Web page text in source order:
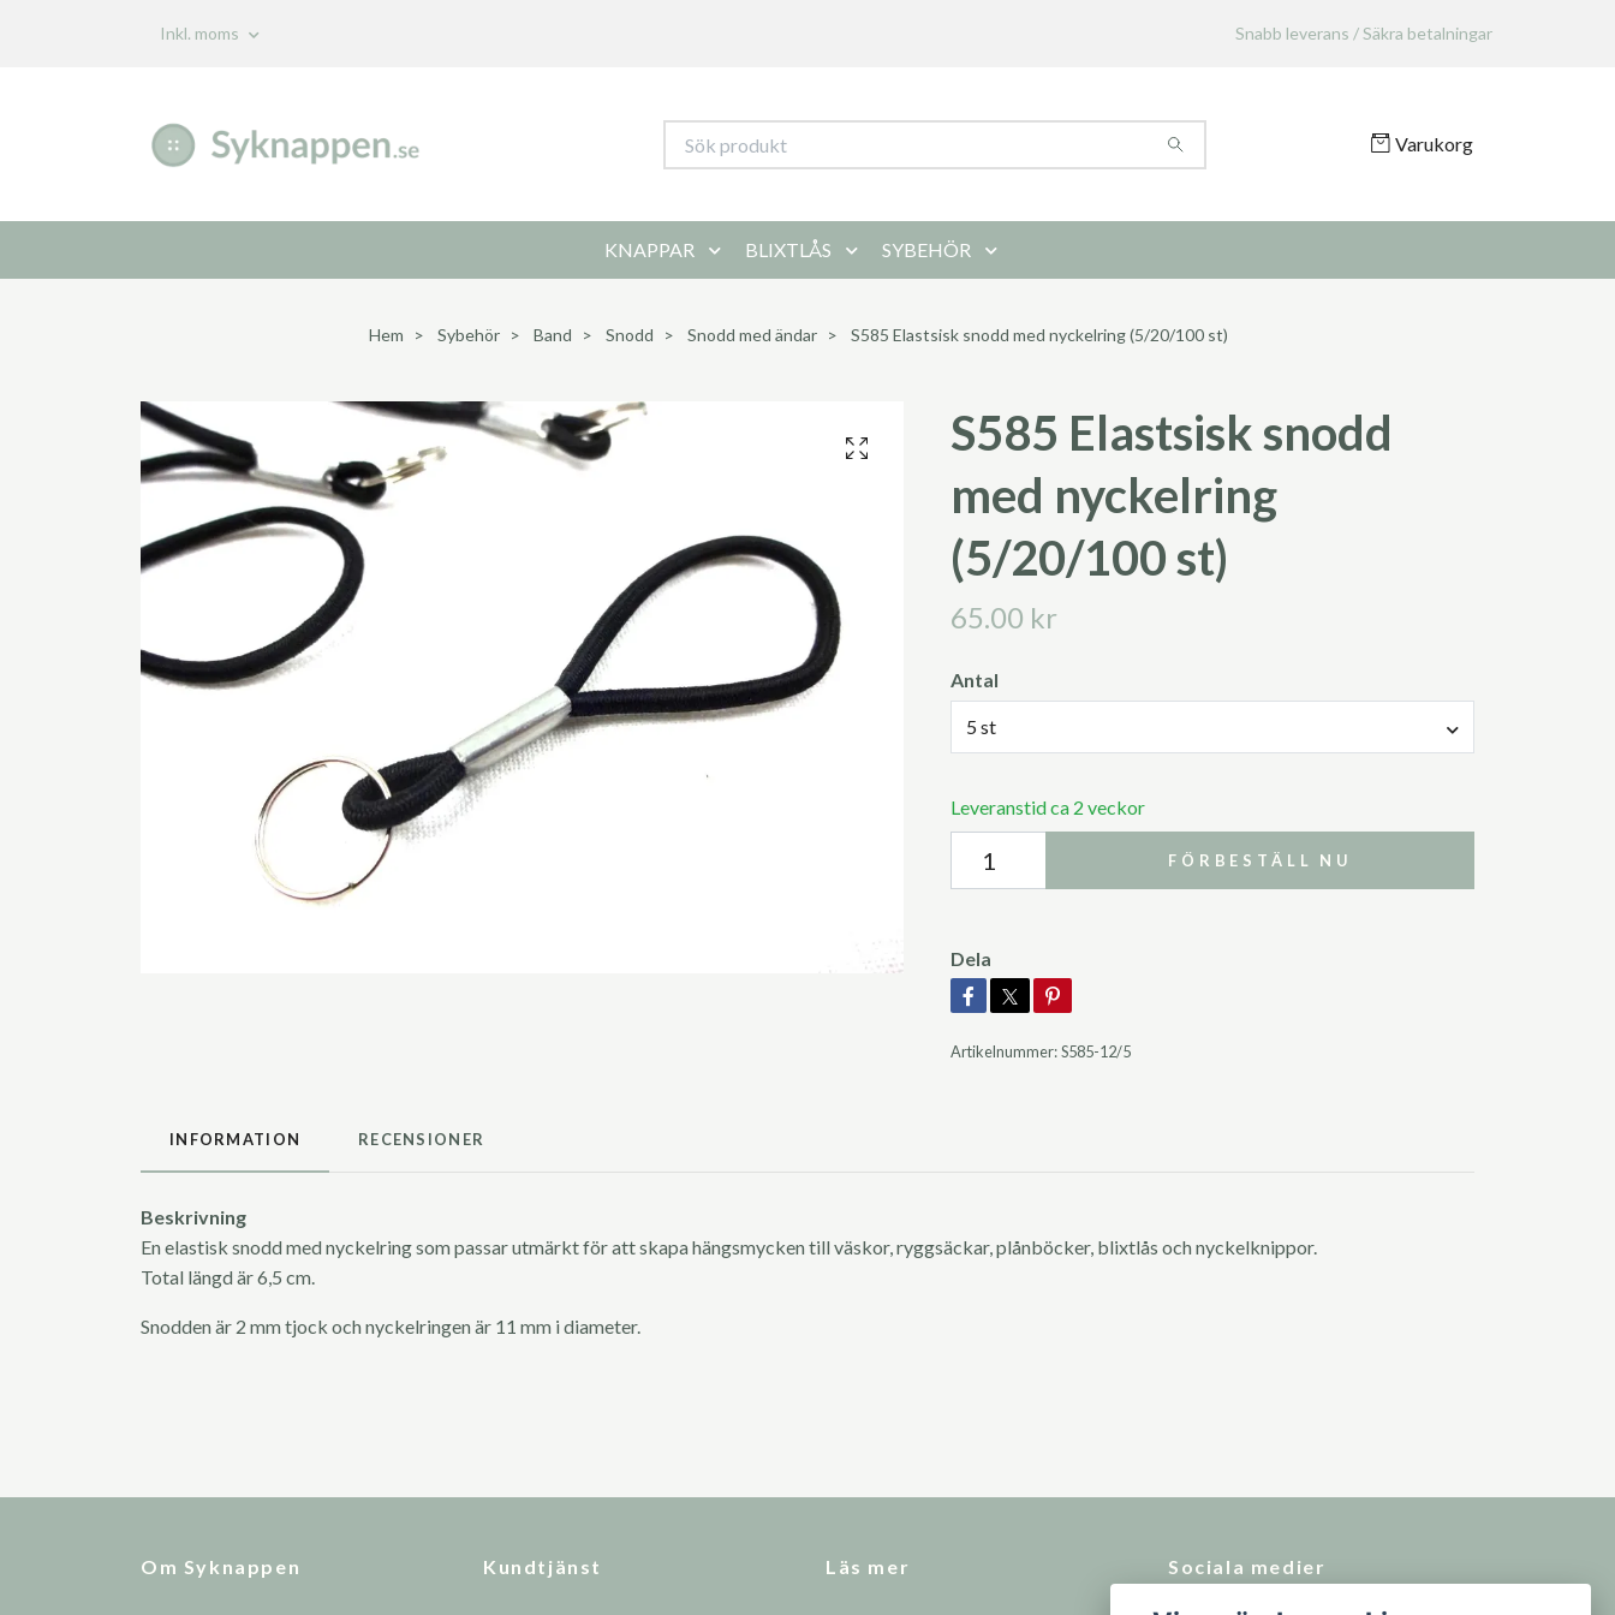
Inkl. moms Snabb leverans / Säkra betalningar
Varukorg
KNAPPAR BLIXTLÅS SYBEHÖR
Hem Sybehör Band Snodd Snodd med ändar S585 Elastsisk snodd med nyckelring (5/20/100 st)
S585 Elastsisk snodd
med nyckelring
(5/20/100 st)
65.00 kr
Antal
5 st
Leveranstid ca 2 veckor
FÖRBESTÄLL NU
Dela
Artikelnummer:S585-12/5
INFORMATION RECENSIONER
Beskrivning
En elastisk snodd med nyckelring som passar utmärkt för att skapa hängsmycken till väskor, ryggsäckar, plånböcker, blixtlås och nyckelknippor.
Total längd är 6,5 cm.
Snodden är 2 mm tjock och nyckelringen är 11 mm i diameter.
Om Syknappen Kundtjänst Läs mer Sociala medier